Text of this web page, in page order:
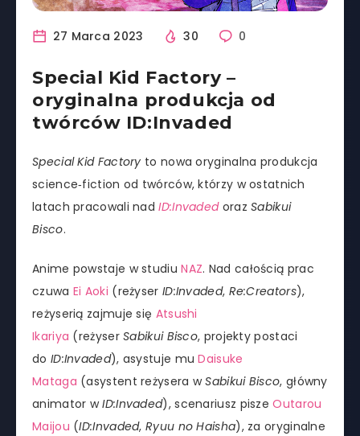
27 Marca 2023 30 0
Special Kid Factory –
oryginalna produkcja od
twórców ID:Invaded
Special Kid Factory to nowa oryginalna produkcja
science­‑fiction od twórców, którzy w ostatnich
latach pracowali nadID:InvadedorazSabikui
Bisco.
Anime powstaje w studiuNAZ. Nad całością prac
czuwa Ei Aoki (reżyser ID:Invaded, Re:Creators),
reżyserią zajmuje się Atsushi
Ikariya (reżyserSabikui Bisco, projekty postaci
do ID:Invaded), asystuje muDaisuke
Mataga (asystent reżysera wSabikui Bisco, główny
animator wID:Invaded), scenariusz piszeOutarou
Maijou (ID:Invaded,Ryuu no Haisha), za oryginalne